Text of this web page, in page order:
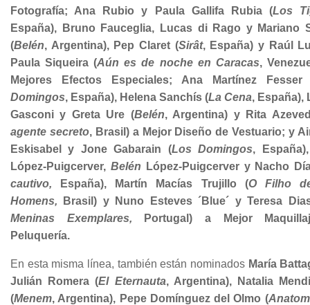
Fotografía; Ana Rubio y Paula Gallifa Rubia (Los
España), Bruno Fauceglia, Lucas di Rago y Mariano
(Belén, Argentina), Pep Claret (Sirât, España) y Raúl
Paula Siqueira (Aún es de noche en Caracas,
Mejores Efectos Especiales; Ana Martínez Fesser
Domingos, España), Helena Sanchís (La Cena, España),
Gasconi y Greta Ure (Belén, Argentina) y Rita
agente secreto, Brasil) a Mejor Diseño de Vestuario; y
Eskisabel y Jone Gabarain (Los Domingos,
López-Puigcerver, Belén López-Puigcerver y Nacho
cautivo, España), Martín Macías Trujillo (O Filho
Homens, Brasil) y Nuno Esteves ´Blue´ y Teresa
Meninas Exemplares, Portugal) a Mejor
Peluquería.
En esta misma línea, también están nominados María
Julián Romera (El Eternauta, Argentina), Natalia
(Menem, Argentina), Pepe Domínguez del Olmo (